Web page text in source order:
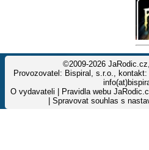
©2009-2026
Provozovatel: Bispiral, s.r.o., kontakt:
O vydavateli
Pravidla webu
Spravovat souhlas s